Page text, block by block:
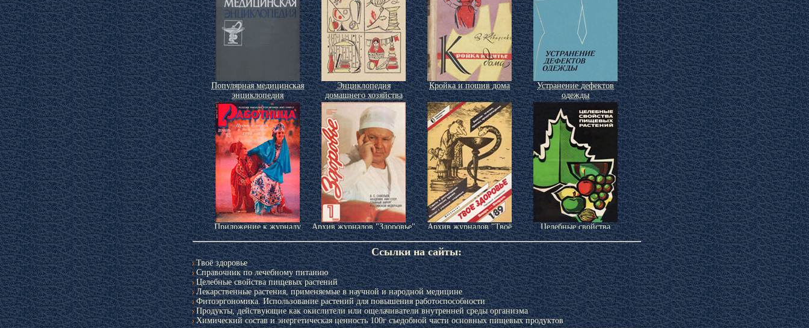
Популярная медицинская
энциклопедия
Энциклопедия
домашнего хозяйства
Кройка и пошив дома
Устранение дефектов
одежды
Приложение к журналу
«Работница»
Архив журналов "Здоровье"
Архив журналов "Твоё
здоровье"
Целебные свойства
пищевых растений
Ссылки на сайты:
Твоё здоровье
Справочник по лечебному питанию
Целебные свойства пищевых растений
Лекарственные растения, применяемые в научной и народной медицине
Фитоэргономика. Использование растений для повышения работоспособности
Продукты, действующие как окислители или ощелачиватели внутренней среды организма
Химический состав и энергетическая ценность 100г съедобной части основных пищевых продуктов